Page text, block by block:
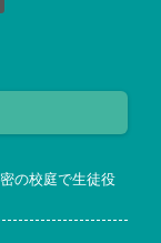
の校庭で生徒役